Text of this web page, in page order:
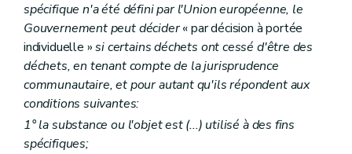
spécifique n'a été défini par l'Union européenne, le
Gouvernement peut décider« par décision à portée
individuelle »si certains déchets ont cessé d'être des
déchets, en tenant compte de la jurisprudence
communautaire, et pour autant qu'ils répondent aux
conditions suivantes:
1° la substance ou l'objet est (...) utilisé à des fins
spécifiques;